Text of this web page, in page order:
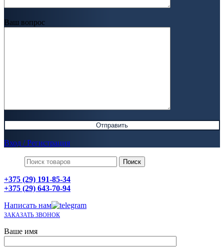
Ваш вопрос
Вход / Регистрация
Поиск
+375 (29) 191-85-34
+375 (29) 643-70-94
Написать нам
ЗАКАЗАТЬ ЗВОНОК
Ваше имя